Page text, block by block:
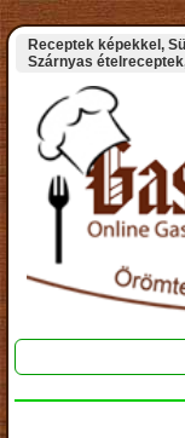
Receptek képekkel,
Szárnyas